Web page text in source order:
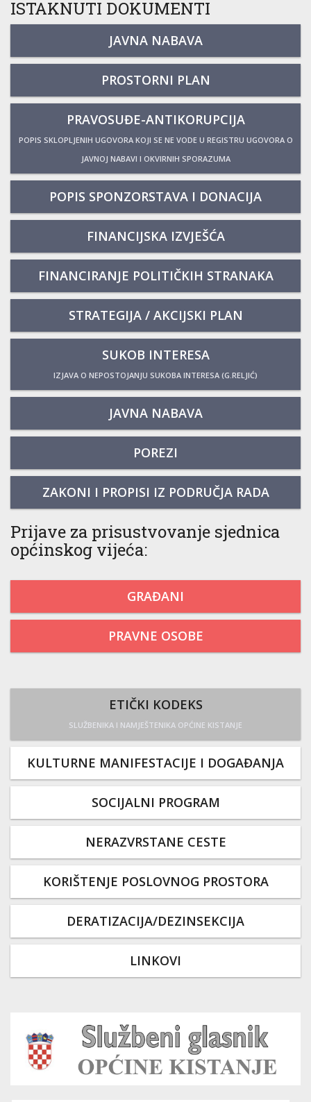
ISTAKNUTI DOKUMENTI
JAVNA NABAVA
PROSTORNI PLAN
PRAVOSUĐE-ANTIKORUPCIJA
POPIS SKLOPLJENIH UGOVORA KOJI SE NE VODE U REGISTRU UGOVORA O
JAVNOJ NABAVI I OKVIRNIH SPORAZUMA
POPIS SPONZORSTAVA I DONACIJA
FINANCIJSKA IZVJEŠĆA
FINANCIRANJE POLITIČKIH STRANAKA
STRATEGIJA / AKCIJSKI PLAN
SUKOB INTERESA
IZJAVA O NEPOSTOJANJU SUKOBA INTERESA (G.RELJIĆ)
JAVNA NABAVA
POREZI
ZAKONI I PROPISI IZ PODRUČJA RADA
Prijave za prisustvovanje sjednica
općinskog vijeća:
GRAĐANI
PRAVNE OSOBE
ETIČKI KODEKS
SLUŽBENIKA I NAMJEŠTENIKA OPĆINE KISTANJE
KULTURNE MANIFESTACIJE I DOGAĐANJA
SOCIJALNI PROGRAM
NERAZVRSTANE CESTE
KORIŠTENJE POSLOVNOG PROSTORA
DERATIZACIJA/DEZINSEKCIJA
LINKOVI